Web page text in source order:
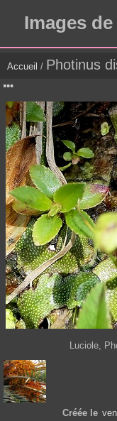
Images
Accueil / Photinus
Luciole,
Créée le